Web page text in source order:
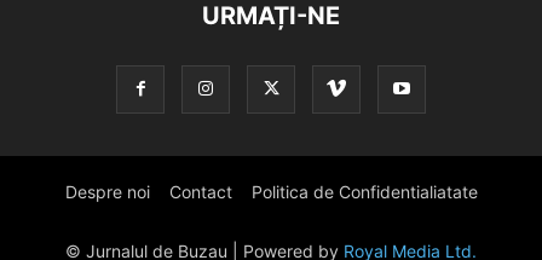
URMAȚI-NE
Despre noi Contact Politica de Confidentialiatate
© Jurnalul de Buzau | Powered by Royal Media Ltd.